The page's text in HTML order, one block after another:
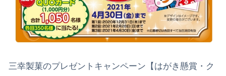
三幸製菓のプレゼントキャンペーン【はがき懸賞・ク